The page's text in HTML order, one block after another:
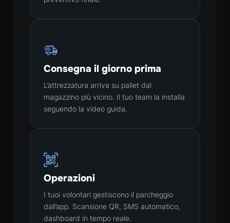
Consegna il giorno prima
L’attrezzatura arriva su pallet dal
magazzino più vicino. Il tuo team la installa
seguendo la video guida.
Operazioni
I tuoi volontari gestiscono il parcheggio
dall’app. Scansione QR, SMS automatico,
dashboard in tempo reale.